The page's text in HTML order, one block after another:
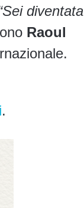
diventata
Raoul
.